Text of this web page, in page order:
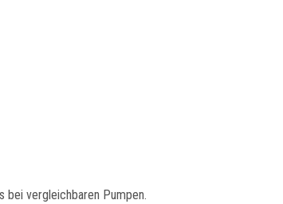
bei vergleichbaren Pumpen.